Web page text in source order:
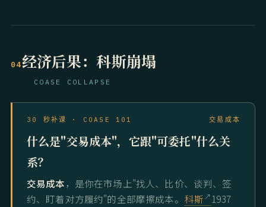
04经济后果：科斯崩塌
COASE COLLAPSE
30 秒补课 · COASE 101 交易成本
什么是"交易成本"，它跟"可委托"什么关
系？
交易成本 ，是你在市场上"找人、比价、谈判、签
约、盯着对方履约"的全部摩擦成本。 科斯
1937